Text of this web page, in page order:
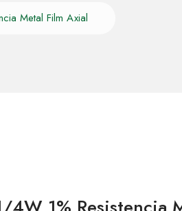
Metal Film Axial